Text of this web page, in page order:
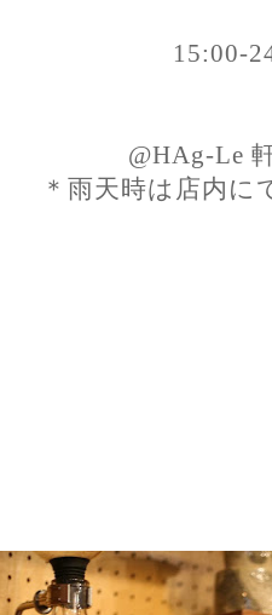
15:00-
@HAg-Le
＊雨天時は店内に